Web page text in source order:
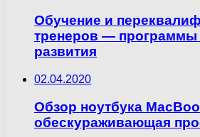
Обучение и
тренеров — программы
развития
02.04.2020
Обзор ноутбука
обескураживающая